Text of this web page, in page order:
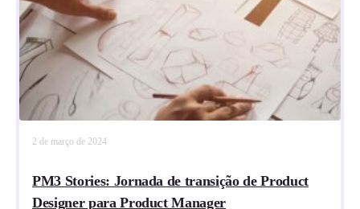
2 de março de 2024
PM3 Stories: Jornada de transição de Product
Designer para Product Manager